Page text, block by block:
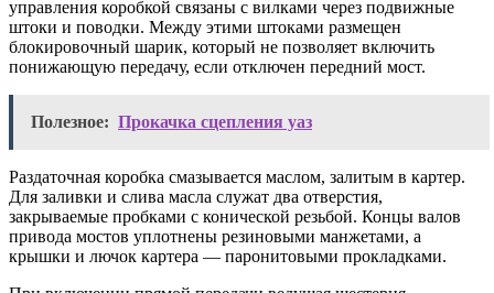
управления коробкой связаны с вилками через подвижные
штоки и поводки. Между этими штоками размещен
блокировочный шарик, который не позволяет включить
понижающую передачу, если отключен передний мост.
Полезное: Прокачка сцепления уаз
Раздаточная коробка смазывается маслом, залитым в картер.
Для заливки и слива масла служат два отверстия,
закрываемые пробками с конической резьбой. Концы валов
привода мостов уплотнены резиновыми манжетами, а
крышки и лючок картера — паронитовыми прокладками.